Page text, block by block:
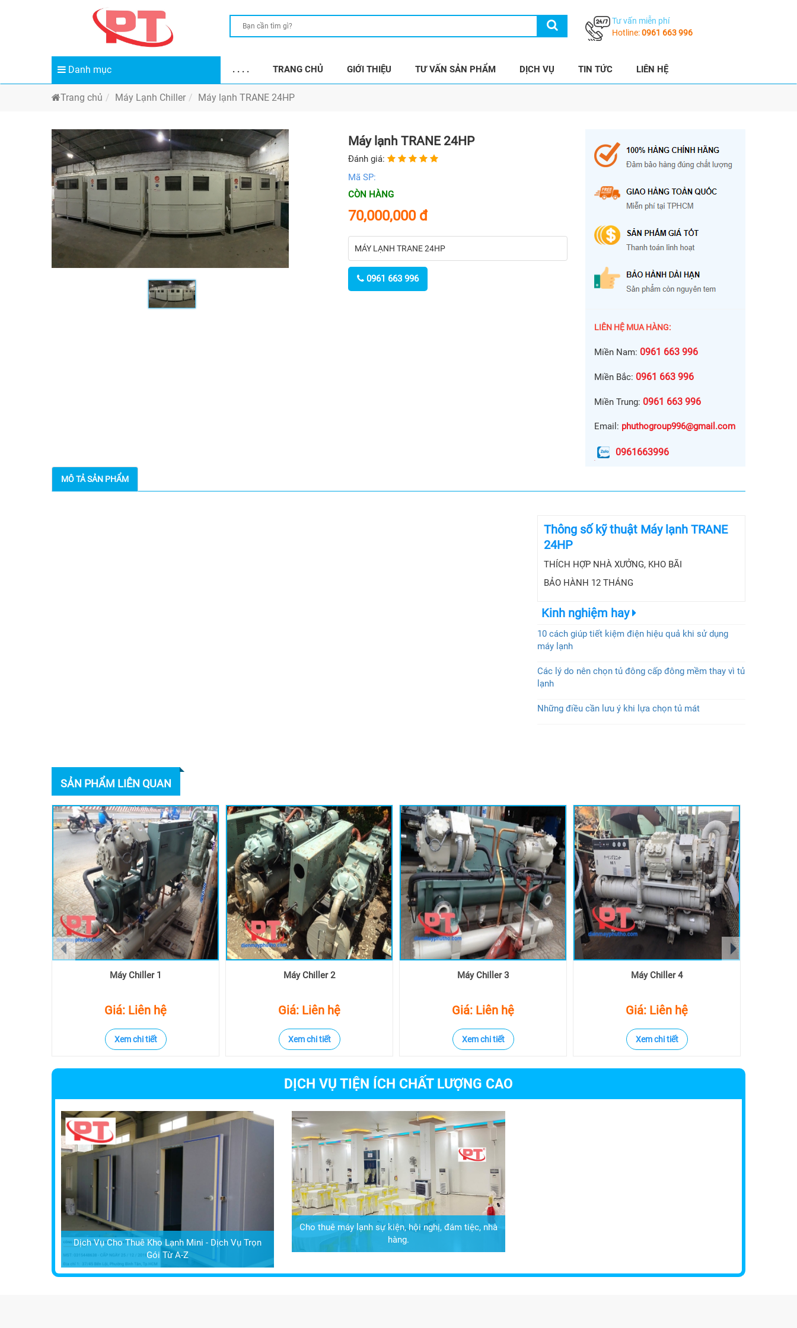
Tư vấn miễn phí
Hotline:0961 663 996
. . . . TRANG CHỦ GIỚI THIỆU TƯ VẤN SẢN PHẨM DỊCH VỤ TIN TỨC LIÊN HỆ
Danh mục
Trang chủ Máy Lạnh Chiller Máy lạnh TRANE 24HP
Máy lạnh TRANE 24HP
Đánh giá:
Mã SP:
CÒN HÀNG
70,000,000 đ
MÁY LẠNH TRANE 24HP
0961 663 996
LIÊN HỆ MUA HÀNG:
Miền Nam: 0961 663 996
Miền Bắc: 0961 663 996
Miền Trung: 0961 663 996
Email: phuthogroup996@gmail.com
0961663996
MÔ TẢ SẢN PHẨM
Thông số kỹ thuật Máy lạnh TRANE
24HP
THÍCH HỢP NHÀ XƯỞNG, KHO BÃI
BẢO HÀNH 12 THÁNG
Kinh nghiệm hay
10 cách giúp tiết kiệm điện hiệu quả khi sử dụng
máy lạnh
Các lý do nên chọn tủ đông cấp đông mềm thay vì tủ
lạnh
Những điều cần lưu ý khi lựa chọn tủ mát
SẢN PHẨM LIÊN QUAN
Máy Chiller 1
Giá: Liên hệ
Xem chi tiết
Máy Chiller 2
Giá: Liên hệ
Xem chi tiết
Máy Chiller 3
Giá: Liên hệ
Xem chi tiết
Máy Chiller 4
Giá: Liên hệ
Xem chi tiết
prev next
DỊCH VỤ TIỆN ÍCH CHẤT LƯỢNG CAO
Dịch Vụ Cho Thuê Kho Lạnh Mini - Dịch Vụ Trọn
Gói Từ A-Z
Cho thuê máy lạnh sự kiện, hội nghị, đám tiệc, nhà
hàng.